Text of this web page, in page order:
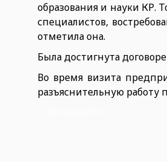
образования и науки КР.
специалистов,
отметила она.
Была достигнута
Во время визита
разъяснительную работу